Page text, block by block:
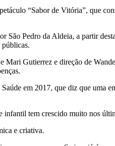
“Sabor de Vitória”, que
São Pedro da Aldeia, a partir
públicas.
Gutierrez e direção de
em 2017, que diz que uma
infantil tem crescido muito nos
e criativa.